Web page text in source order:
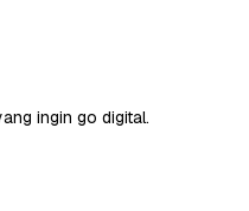
ingin go digital.